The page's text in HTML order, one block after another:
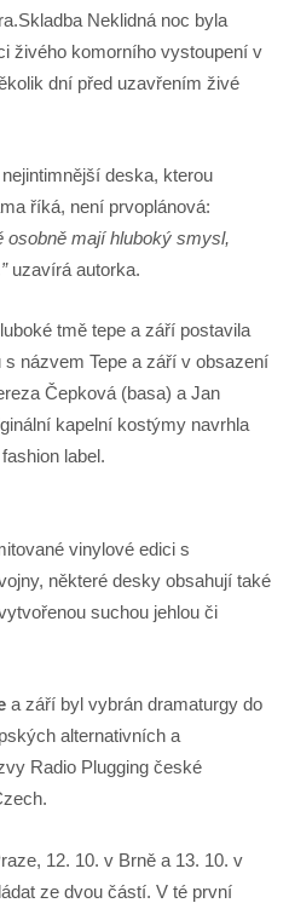
Neklidná noc byla
živého komorního vystoupení v
dní před uzavřením živé
deska, kterou
říká, není prvoplánová:
osobně mají hluboký smysl,
uzavírá autorka.
tmě tepe a září postavila
názvem Tepe a září v obsazení
Čepková (basa) a Jan
kapelní kostýmy navrhla
label.
vinylové edici s
některé desky obsahují také
suchou jehlou či
a září byl vybrán dramaturgy do
alternativních a
Radio Plugging české
12. 10. v Brně a 13. 10. v
ze dvou částí. V té první